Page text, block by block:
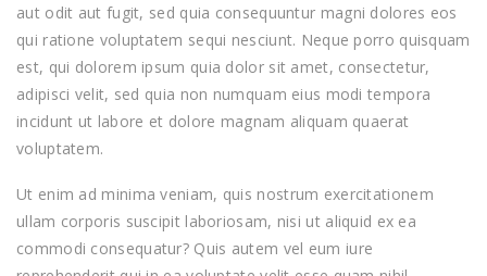
aut odit aut fugit, sed quia consequuntur magni dolores eos
qui ratione voluptatem sequi nesciunt. Neque porro quisquam
est, qui dolorem ipsum quia dolor sit amet, consectetur,
adipisci velit, sed quia non numquam eius modi tempora
incidunt ut labore et dolore magnam aliquam quaerat
voluptatem.
Ut enim ad minima veniam, quis nostrum exercitationem
ullam corporis suscipit laboriosam, nisi ut aliquid ex ea
commodi consequatur? Quis autem vel eum iure